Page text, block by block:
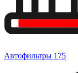
Автофильтры 175